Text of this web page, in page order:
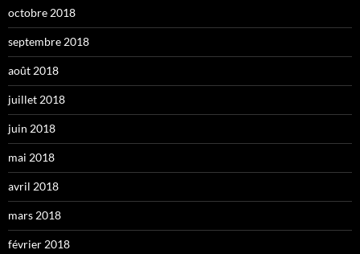
octobre 2018
septembre 2018
août 2018
juillet 2018
juin 2018
mai 2018
avril 2018
mars 2018
février 2018